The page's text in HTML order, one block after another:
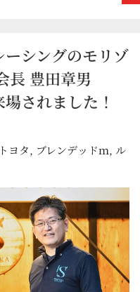
ーシングのモリゾ
長 豊田章男
されました！
トヨタ, ブレンデッドｍ, ル